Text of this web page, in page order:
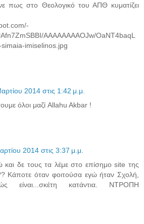
πως στο Θεολογικό του ΑΠΘ κυματίζει
AAAAAAAAOJw/OaNT4baqL
imiselinos.jpg
2014 στις 1:42 μ.μ.
όλοι μαζί Allahu Akbar !
2014 στις 3:37 μ.μ.
και δε τους τα λέμε στο επίσημο site της
Κάποτε όταν φοιτούσα εγώ ήταν Σχολή,
είναι...σκέτη κατάντια. ΝΤΡΟΠΗ